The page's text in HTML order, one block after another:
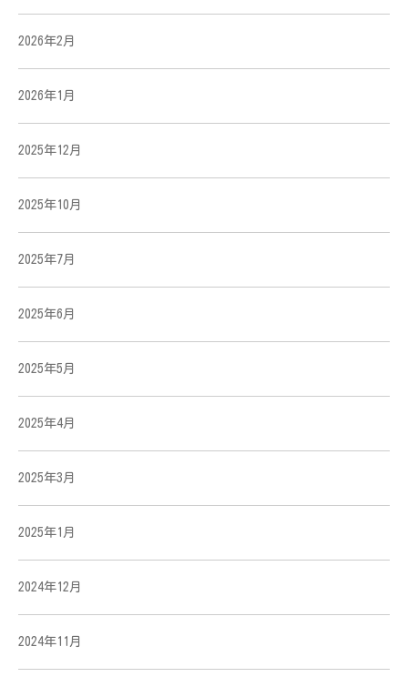
2026年2月
2026年1月
2025年12月
2025年10月
2025年7月
2025年6月
2025年5月
2025年4月
2025年3月
2025年1月
2024年12月
2024年11月